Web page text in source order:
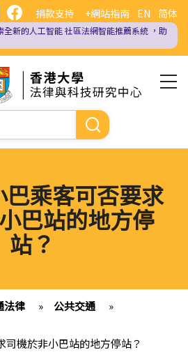
EN 简体
捐款支持 +網站指南
全新的人工智能社區法網智能推薦系統 ，助
巴乘客可否要求
巴站的地方停
站？
法律 » 公共交通
»
司機於非小巴站的地方停站？